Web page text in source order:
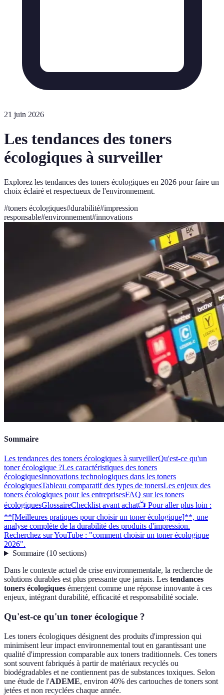
21 juin 2026
Les tendances des toners
écologiques à surveiller
Explorez les tendances des toners écologiques en 2026 pour faire un
choix éclairé et respectueux de l'environnement.
#toners écologiques#durabilité#impression
responsable#environnement#innovations
Sommaire
Les tendances des toners écologiques à surveillerQu'est-ce qu'un
toner écologique ?Les caractéristiques des toners
écologiquesInnovations technologiques dans les toners
écologiquesTableau comparatif des types de tonersLes enjeux des
toners écologiques pour les entreprisesFAQ sur les toners
écologiquesGlossaireChecklist avant achat📺 Pour aller plus loin :
**[Meilleures pratiques pour choisir un toner écologique]**, une
analyse complète de la durabilité des produits d'impression.
Recherchez sur YouTube : "comment choisir un toner écologique
2026".
Sommaire(10 sections)
Dans le contexte actuel de crise environnementale, la recherche de
solutions durables est plus pressante que jamais. Les tendances
toners écologiques émergent comme une réponse innovante à ces
enjeux, intégrant durabilité, efficacité et responsabilité sociale.
Qu'est-ce qu'un toner écologique ?
Les toners écologiques désignent des produits d'impression qui
minimisent leur impact environnemental tout en garantissant une
qualité d'impression comparable aux toners traditionnels. Ces toners
sont souvent fabriqués à partir de matériaux recyclés ou
biodégradables et ne contiennent pas de substances toxiques. Selon
une étude de l'ADEME, environ 40% des cartouches de toners sont
jetées et non recyclées chaque année.